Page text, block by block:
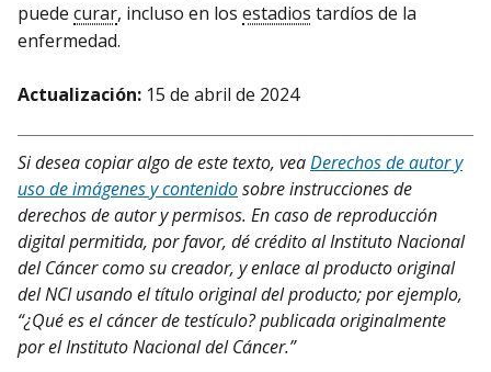
puede curar, incluso en los estadios tardíos de la
enfermedad.
Actualización: 15 de abril de 2024
Si desea copiar algo de este texto, veaDerechos de autor y
uso de imágenes y contenidosobre instrucciones de
derechos de autor y permisos. En caso de reproducción
digital permitida, por favor, dé crédito al Instituto Nacional
del Cáncer como su creador, y enlace al producto original
del NCI usando el título original del producto; por ejemplo,
“¿Qué es el cáncer de testículo? publicada originalmente
por el Instituto Nacional del Cáncer.”